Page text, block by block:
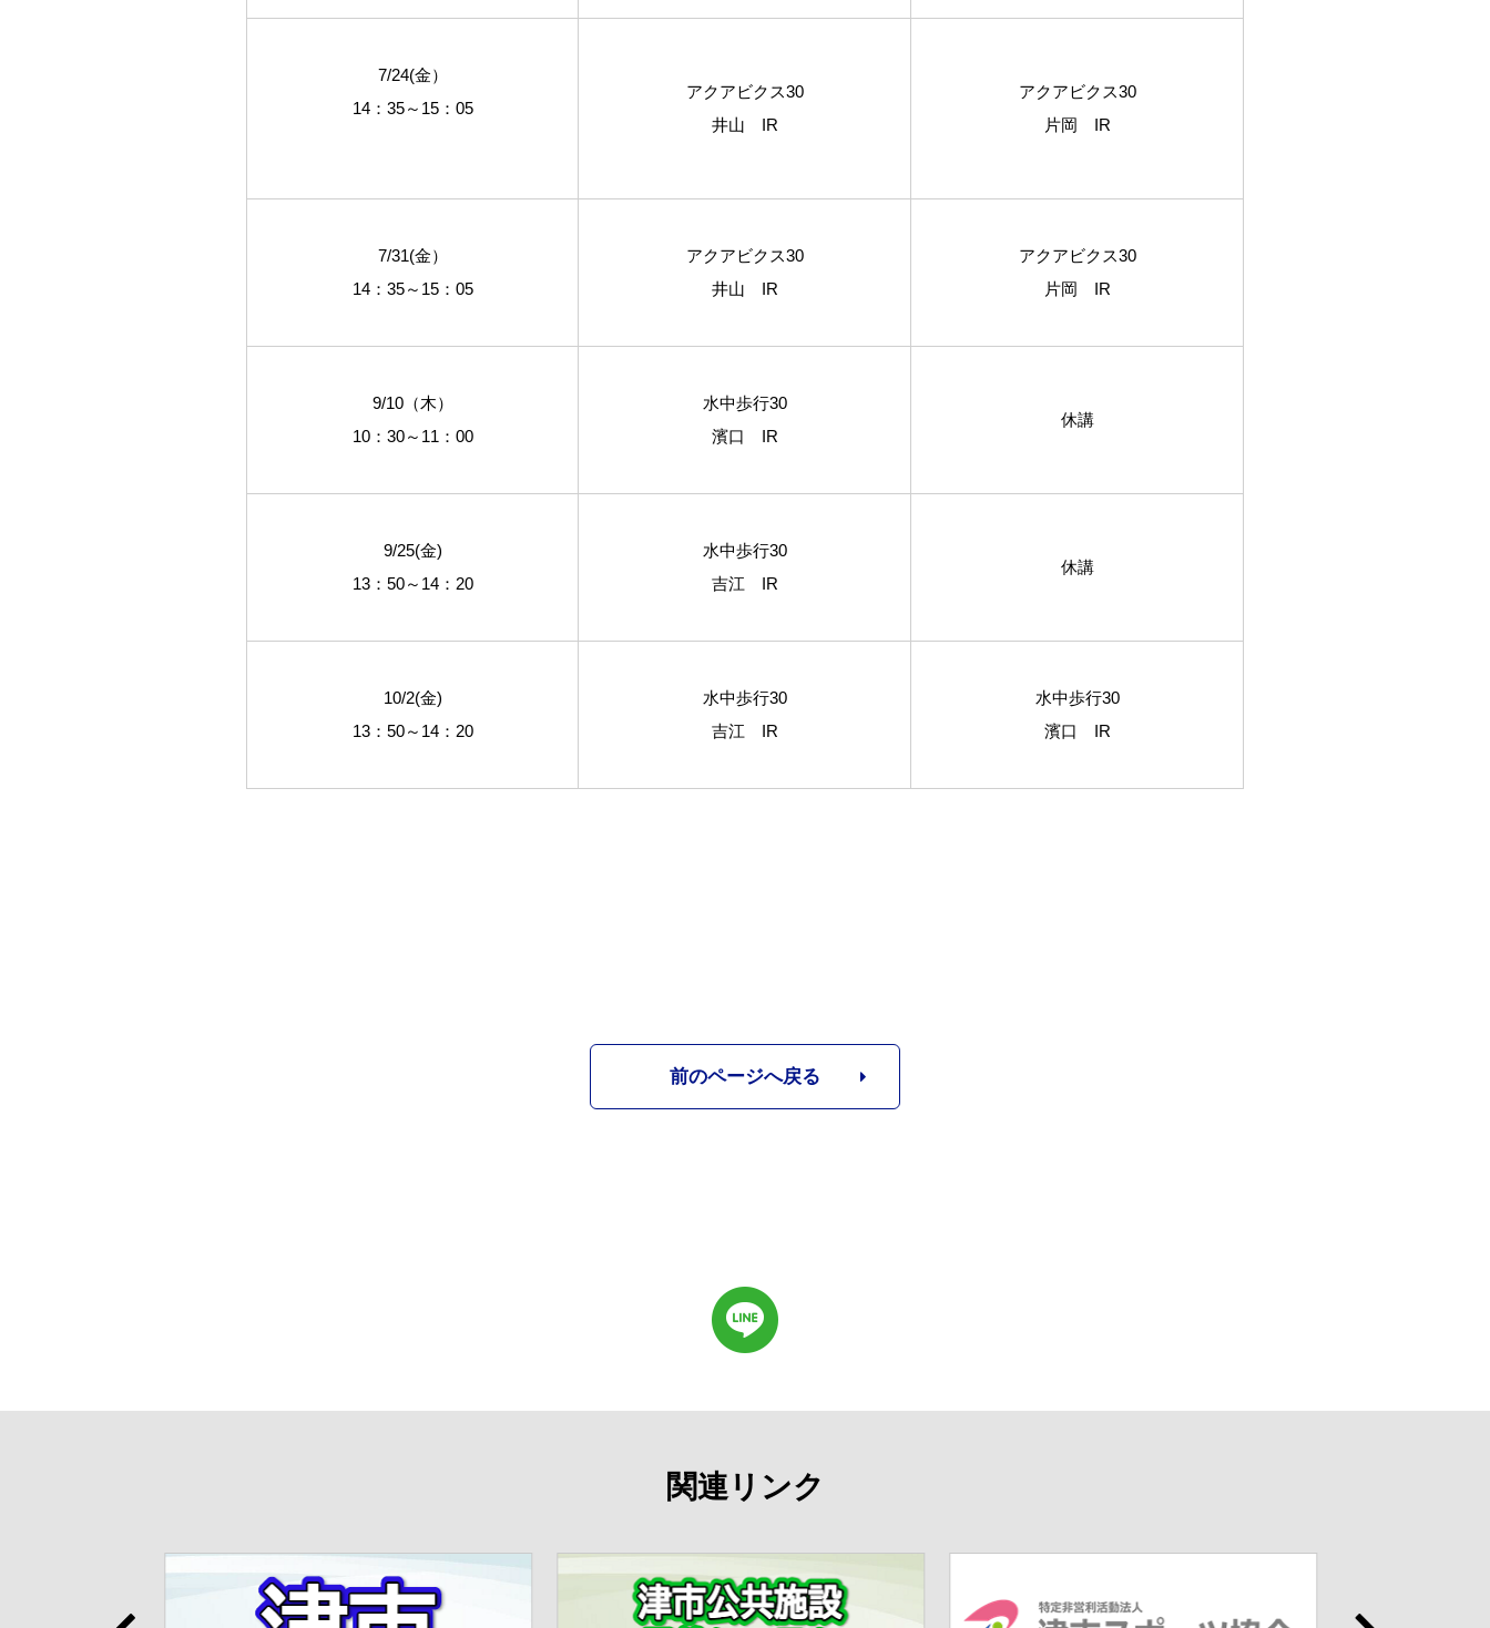
7/24(金）
14：35～15：05
アクアビクス30
井山 IR
アクアビクス30
片岡 IR
7/31(金）
14：35～15：05
アクアビクス30
井山 IR
アクアビクス30
片岡 IR
9/10（木）
10：30～11：00
水中歩行30
濱口 IR
休講
9/25(金)
13：50～14：20
水中歩行30
吉江 IR
休講
10/2(金)
13：50～14：20
水中歩行30
吉江 IR
水中歩行30
濱口 IR
前のページへ戻る
関連リンク